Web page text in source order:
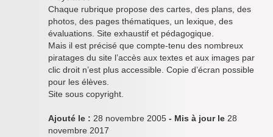
Chaque rubrique propose des cartes, des plans, des
photos, des pages thématiques, un lexique, des
évaluations. Site exhaustif et pédagogique.
Mais il est précisé que compte-tenu des nombreux
piratages du site l’accès aux textes et aux images par
clic droit n’est plus accessible. Copie d’écran possible
pour les élèves.
Site sous copyright.
Ajouté le : 28 novembre 2005 - Mis à jour le 28
novembre 2017